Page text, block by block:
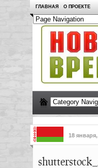
ГЛАВНАЯ О ПРОЕКТЕ
18